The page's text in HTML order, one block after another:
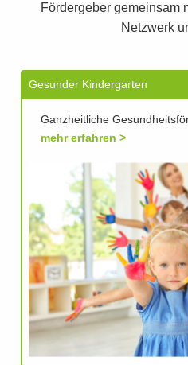
Fördergeber gemeinsam
Netzwerk
Gesunder Kindergarten
Ganzheitliche
mehr erfahren